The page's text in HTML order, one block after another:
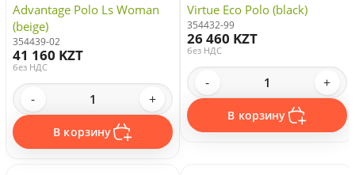
Advantage Polo Ls Woman
(beige)
354439-02
41 160 KZT
без НДС
- +
В корзину
Virtue Eco Polo (black)
354432-99
26 460 KZT
без НДС
- +
В корзину